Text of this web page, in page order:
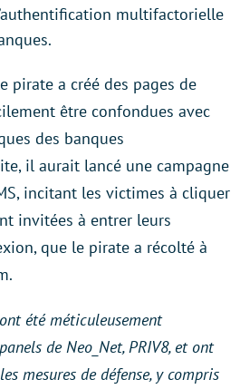
multifactorielle
pirate a créé des pages de
être confondues avec
des banques
il aurait lancé une campagne
incitant les victimes à cliquer
invitées à entrer leurs
que le pirate a récolté à
été méticuleusement
de Neo_Net, PRIV8, et ont
mesures de défense, y compris